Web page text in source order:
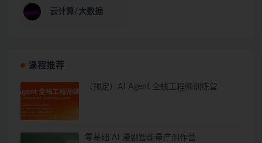
云计算/大数据
课程推荐
（预定）AI Agent 全栈工程师训练营
零基础 AI 漫剧智能量产创作营